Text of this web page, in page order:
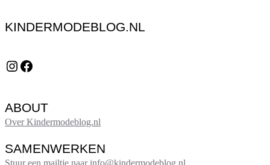
KINDERMODEBLOG.NL
Instagram Facebook
ABOUT
Over Kindermodeblog.nl
SAMENWERKEN